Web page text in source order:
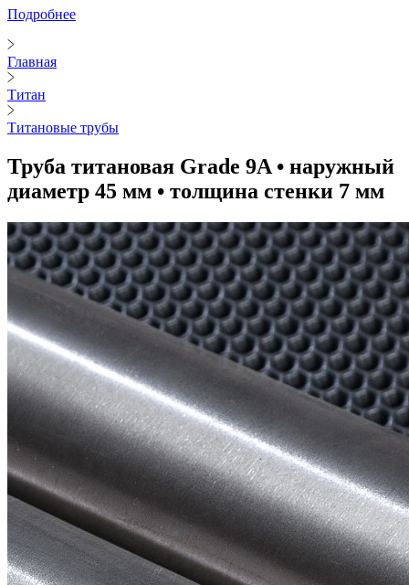
Подробнее
Главная
Титан
Титановые трубы
Труба титановая Grade 9A • наружный
диаметр 45 мм • толщина стенки 7 мм